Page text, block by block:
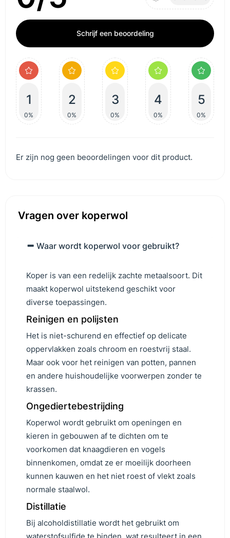
Schrijf een beoordeling
1
0%
2
0%
3
0%
4
0%
5
0%
Er zijn nog geen beoordelingen voor dit product.
Vragen over koperwol
Waar wordt koperwol voor gebruikt?
Koper is van een redelijk zachte metaalsoort. Dit
maakt koperwol uitstekend geschikt voor
diverse toepassingen.
Reinigen en polijsten
Het is niet-schurend en effectief op delicate
oppervlakken zoals chroom en roestvrij staal.
Maar ook voor het reinigen van potten, pannen
en andere huishoudelijke voorwerpen zonder te
krassen.
Ongediertebestrijding
Koperwol wordt gebruikt om openingen en
kieren in gebouwen af te dichten om te
voorkomen dat knaagdieren en vogels
binnenkomen, omdat ze er moeilijk doorheen
kunnen kauwen en het niet roest of vlekt zoals
normale staalwol.
Distillatie
Bij alcoholdistillatie wordt het gebruikt om